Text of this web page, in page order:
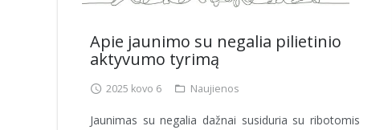
Apie jaunimo su negalia pilietinio
aktyvumo tyrimą
2025 kovo 6 Naujienos
Jaunimas su negalia dažnai susiduria su ribotomis